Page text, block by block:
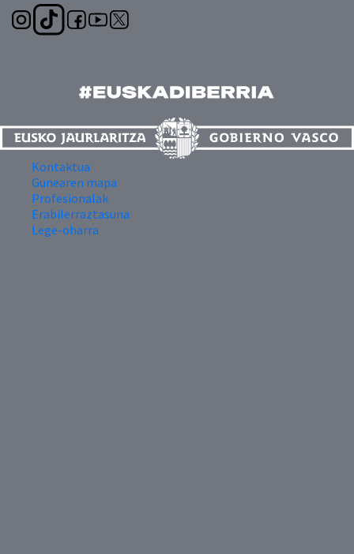
Kontaktua
Gunearen mapa
Profesionalak
Erabilerraztasuna
Lege-oharra